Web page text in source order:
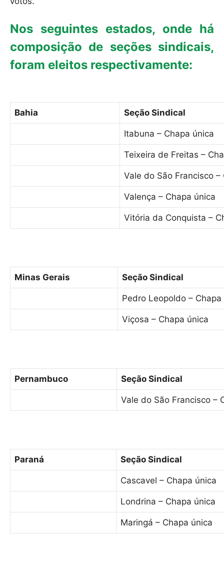
Nos seguintes estados, onde há
composição de seções sindicais,
foram eleitos respectivamente:
Bahia Seção Sindical
Itabuna – Chapa única
Teixeira de Freitas –
Vale do São Francisco –
Valença – Chapa única
Vitória da Conquista –
Minas Gerais Seção Sindical
Pedro Leopoldo – Chapa
Viçosa – Chapa única
Pernambuco Seção Sindical
Vale do São Francisco –
Paraná Seção Sindical
Cascavel – Chapa única
Londrina – Chapa única
Maringá – Chapa única